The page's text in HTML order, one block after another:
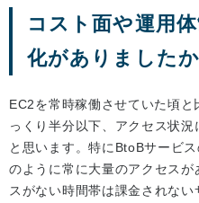
コスト面や運用
化がありましたか
EC2を常時稼働させていた頃
っくり半分以下、アクセス状
と思います。特にBtoBサービ
のように常に大量のアクセス
スがない時間帯は課金されな